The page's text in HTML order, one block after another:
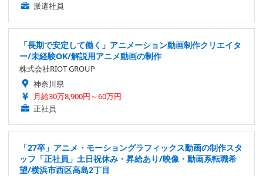
派遣社員
「長期で安定して働く」アニメーション動画制作クリエイタ
ー/未経験OK/解説用アニメ動画の制作
株式会社RIOT GROUP
神奈川県
月給30万8,900円～60万円
正社員
「27卒」アニメ・モーショングラフィックス動画の制作スタ
ッフ「正社員」土日祝休み・昇給あり/映像・動画系転職希
望/横浜市西区高島2丁目